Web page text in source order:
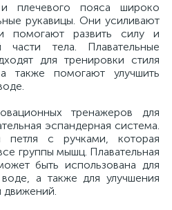
плечевого пояса широко
рукавицы. Они усиливают
помогают развить силу и
части тела. Плавательные
для тренировки стиля
также помогают улучшить
тренажеров для
эспандерная система.
петля с ручками, которая
группы мышц. Плавательная
быть использована для
а также для улучшения
движений.